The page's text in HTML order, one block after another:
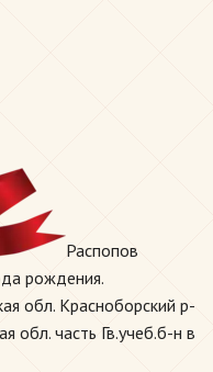
Распопов
рождения.
обл. Красноборский р-
обл. часть Гв.учеб.б-н в